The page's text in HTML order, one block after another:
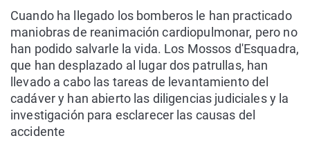
Cuando ha llegado los bomberos le han practicado
maniobras de reanimación cardiopulmonar, pero no
han podido salvarle la vida. Los Mossos d'Esquadra,
que han desplazado al lugar dos patrullas, han
llevado a cabo las tareas de levantamiento del
cadáver y han abierto las diligencias judiciales y la
investigación para esclarecer las causas del
accidente